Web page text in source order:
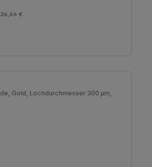
36,64 €